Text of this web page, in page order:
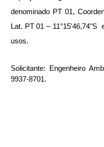
denominado PT 01,
Lat. PT 01 – 11°15'46,74"S
usos.
Solicitante: Engenheiro
9937-8701.